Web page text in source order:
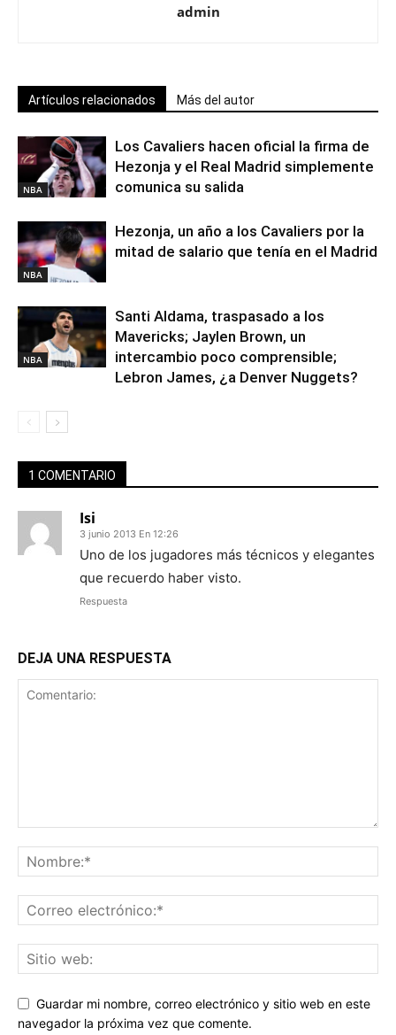
admin
Artículos relacionados Más del autor
NBA
Los Cavaliers hacen oficial la firma de
Hezonja y el Real Madrid simplemente
comunica su salida
NBA
Hezonja, un año a los Cavaliers por la
mitad de salario que tenía en el Madrid
NBA
Santi Aldama, traspasado a los
Mavericks; Jaylen Brown, un
intercambio poco comprensible;
Lebron James, ¿a Denver Nuggets?
1 COMENTARIO
Isi
3 junio 2013 En 12:26
Uno de los jugadores más técnicos y elegantes
que recuerdo haber visto.
Respuesta
DEJA UNA RESPUESTA
Guardar mi nombre, correo electrónico y sitio web en este
navegador la próxima vez que comente.